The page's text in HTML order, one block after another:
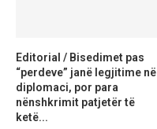
Editorial / Bisedimet pas
“perdeve” janë legjitime në
diplomaci, por para
nënshkrimit patjetër të
ketë...